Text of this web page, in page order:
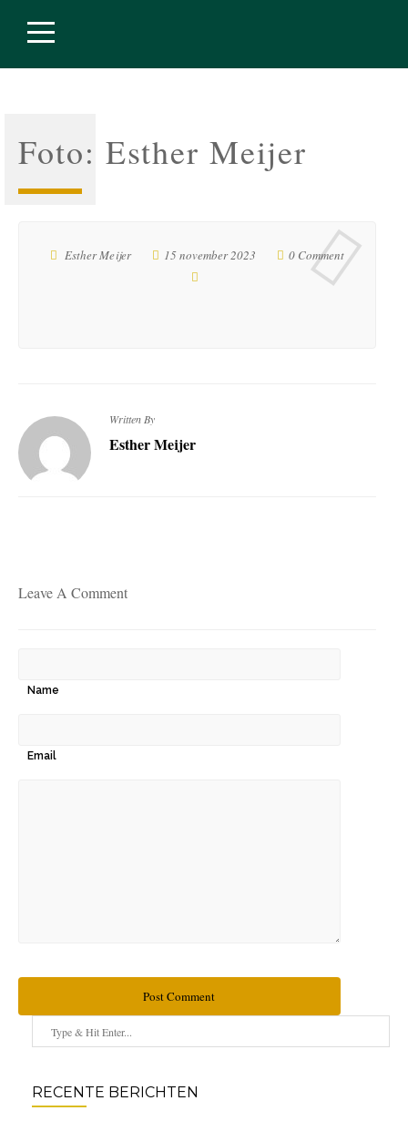
Foto: Esther Meijer
Esther Meijer 15 november 2023 0 Comment
Written By
Esther Meijer
Leave A Comment
Name
Email
Post Comment
RECENTE BERICHTEN